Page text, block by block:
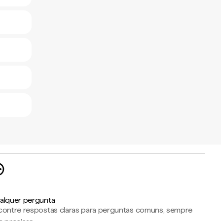
pergunta
respostas claras para perguntas comuns, sempre